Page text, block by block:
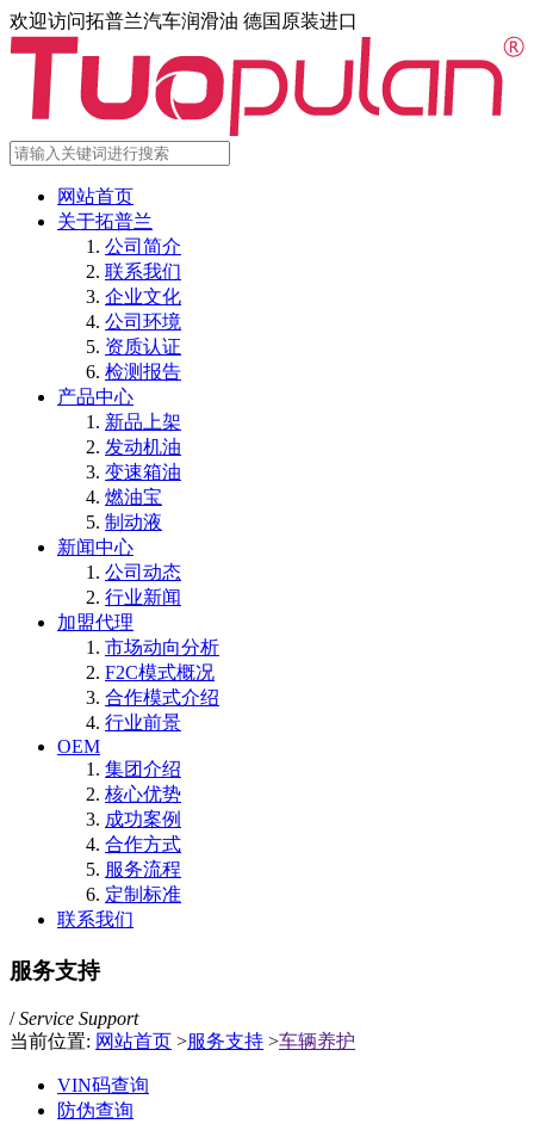
欢迎访问拓普兰汽车润滑油 德国原装进口
网站首页
关于拓普兰
公司简介
联系我们
企业文化
公司环境
资质认证
检测报告
产品中心
新品上架
发动机油
变速箱油
燃油宝
制动液
新闻中心
公司动态
行业新闻
加盟代理
市场动向分析
F2C模式概况
合作模式介绍
行业前景
OEM
集团介绍
核心优势
成功案例
合作方式
服务流程
定制标准
联系我们
服务支持
/Service Support
当前位置: 网站首页 >服务支持 >车辆养护
VIN码查询
防伪查询